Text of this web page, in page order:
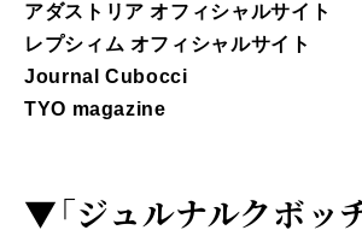
アダストリア オフィシャルサイト
レプシィム オフィシャルサイト
Journal Cubocci
TYO magazine
▼「ジュルナルクボッ